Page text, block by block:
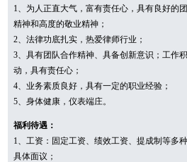
1、为人正直大气，富有责任心，具有良好的
精神和高度的敬业精神；
2、法律功底扎实，热爱律师行业；
3、具有团队合作精神、具备创新意识；工作
动，具有责任心；
4、业务素质良好，具有一定的职业经验；
5、身体健康，仪表端庄。
福利待遇：
1、工资：固定工资、绩效工资、提成制等多种
具体面议；